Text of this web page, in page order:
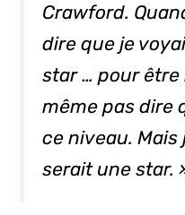
Crawford.
dire que je
star … pour être
même pas dire
ce niveau. Mais
serait une star.